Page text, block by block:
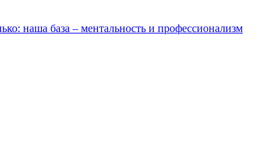
наша база – ментальность и профессионализм